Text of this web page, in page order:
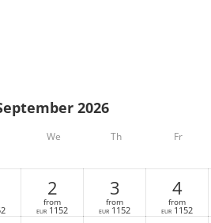
We Th Fr
2026
2
from
EUR 1152
3
from
EUR 1152
4
from
EUR 1152